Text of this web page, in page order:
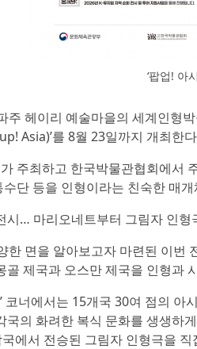
‘팝업! 아
주 헤이리 예술마을의 세계인형
Asia)’를 8월 23일까지 개최한
주최하고 한국박물관협회에서
단 등을 인형이라는 친숙한 매
… 마리오네트부터 그림자 인형
한 면을 알아보고자 마련된 이
골 제국과 오스만 제국을 인형과
코너에서는 15개국 30여 점의
의 화려한 복식 문화를 생생하
국에서 전승된 그림자 인형극을